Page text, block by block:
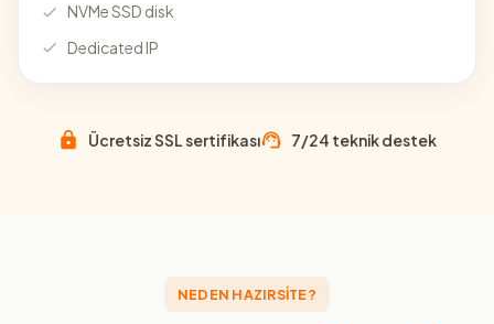
NVMe SSD disk
Dedicated IP
Ücretsiz SSL sertifikası 7/24 teknik destek
NEDEN HAZIRSİTE?